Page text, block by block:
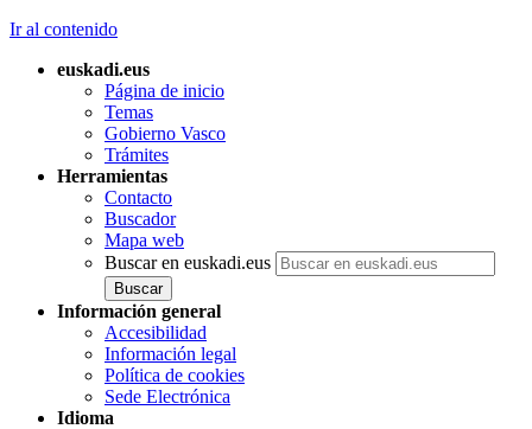
Ir al contenido
euskadi.eus
Página de inicio
Temas
Gobierno Vasco
Trámites
Herramientas
Contacto
Buscador
Mapa web
Buscar en euskadi.eus
Información general
Accesibilidad
Información legal
Política de cookies
Sede Electrónica
Idioma